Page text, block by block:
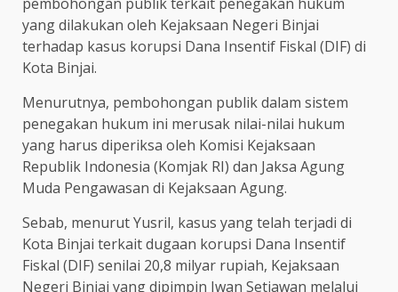
yang dilakukan oleh Kejaksaan Negeri Binjai
terhadap kasus korupsi Dana Insentif Fiskal (DIF) di
Kota Binjai.
Menurutnya, pembohongan publik dalam sistem
penegakan hukum ini merusak nilai-nilai hukum
yang harus diperiksa oleh Komisi Kejaksaan
Republik Indonesia (Komjak RI) dan Jaksa Agung
Muda Pengawasan di Kejaksaan Agung.
Sebab, menurut Yusril, kasus yang telah terjadi di
Kota Binjai terkait dugaan korupsi Dana Insentif
Fiskal (DIF) senilai 20,8 milyar rupiah, Kejaksaan
Negeri Binjai yang dipimpin Iwan Setiawan melalui